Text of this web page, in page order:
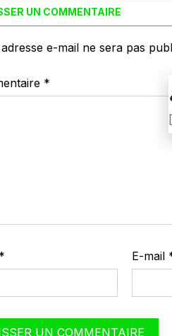
UN COMMENTAIRE
e-mail ne sera pas
*
* E-mail